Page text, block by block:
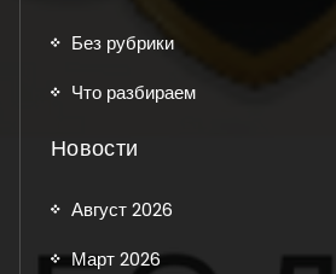
Без рубрики
Что разбираем
Новости
Август 2026
Март 2026